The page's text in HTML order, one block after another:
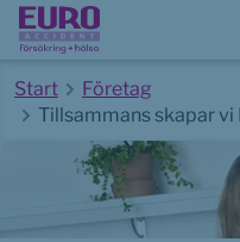
Start
Företag
Tillsammans skapar
Start av huvudinnehåll